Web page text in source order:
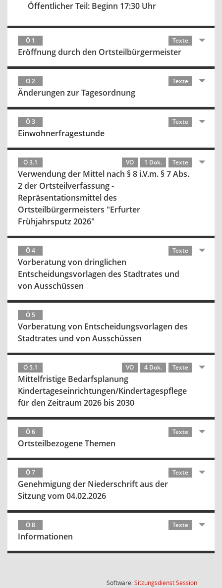
Öffentlicher Teil: Beginn 17:30 Uhr
Ö 1 Texte
Eröffnung durch den Ortsteilbürgermeister
Ö 2 Texte
Änderungen zur Tagesordnung
Ö 3 Texte
Einwohnerfragestunde
Ö 3.1 VO 1 Dok. Texte
Verwendung der Mittel nach § 8 i.V.m. § 7 Abs.
2 der Ortsteilverfassung -
Repräsentationsmittel des
Ortsteilbürgermeisters "Erfurter
Frühjahrsputz 2026"
Ö 4 Texte
Vorberatung von dringlichen
Entscheidungsvorlagen des Stadtrates und
von Ausschüssen
Ö 5
Vorberatung von Entscheidungsvorlagen des
Stadtrates und von Ausschüssen
Ö 5.1 VO 4 Dok. Texte
Mittelfristige Bedarfsplanung
Kindertageseinrichtungen/Kindertagespflege
für den Zeitraum 2026 bis 2030
Ö 6 Texte
Ortsteilbezogene Themen
Ö 7 Texte
Genehmigung der Niederschrift aus der
Sitzung vom 04.02.2026
Ö 8 Texte
Informationen
Software:SitzungsdienstSession(Wird in